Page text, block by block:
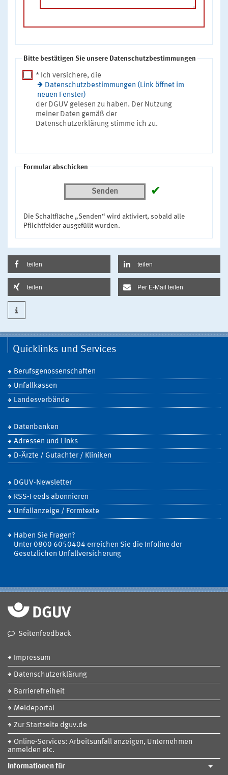
Bitte bestätigen Sie unsere Datenschutzbestimmungen
* Ich versichere, die
Datenschutzbestimmungen (Link öffnet im
neuen Fenster)
der DGUV gelesen zu haben. Der Nutzung
meiner Daten gemäß der
Datenschutzerklärung stimme ich zu.
Formular abschicken
Senden ✔
Die Schaltfläche „Senden“ wird aktiviert, sobald alle
Pflichtfelder ausgefüllt wurden.
teilen teilen
teilen Per E-Mail teilen
Quicklinks und Services
Berufsgenossenschaften
Unfallkassen
Landesverbände
Datenbanken
Adressen und Links
D-Ärzte / Gutachter / Kliniken
DGUV-Newsletter
RSS-Feeds abonnieren
Unfallanzeige / Formtexte
Haben Sie Fragen?
Unter 0800 6050404 erreichen Sie die Infoline der
Gesetzlichen Unfallversicherung
Seitenfeedback
Impressum
Datenschutzerklärung
Barrierefreiheit
Meldeportal
Zur Startseite dguv.de
Online-Services: Arbeitsunfall anzeigen, Unternehmen
anmelden etc.
Informationen für